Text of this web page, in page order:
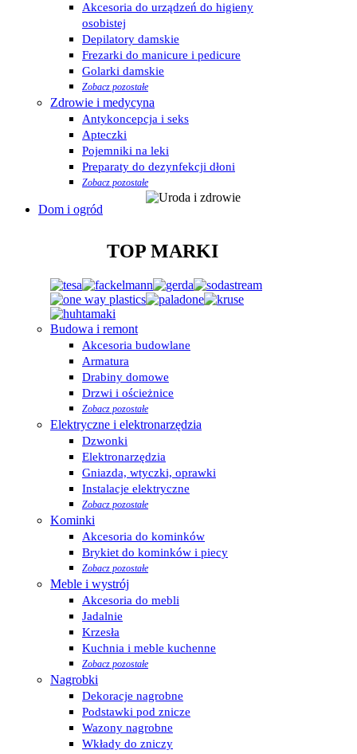
Akcesoria do urządzeń do higieny
osobistej
Depilatory damskie
Frezarki do manicure i pedicure
Golarki damskie
Zobacz pozostałe
Zdrowie i medycyna
Antykoncepcja i seks
Apteczki
Pojemniki na leki
Preparaty do dezynfekcji dłoni
Zobacz pozostałe
Dom i ogród
TOP MARKI
Budowa i remont
Akcesoria budowlane
Armatura
Drabiny domowe
Drzwi i ościeżnice
Zobacz pozostałe
Elektryczne i elektronarzędzia
Dzwonki
Elektronarzędzia
Gniazda, wtyczki, oprawki
Instalacje elektryczne
Zobacz pozostałe
Kominki
Akcesoria do kominków
Brykiet do kominków i piecy
Zobacz pozostałe
Meble i wystrój
Akcesoria do mebli
Jadalnie
Krzesła
Kuchnia i meble kuchenne
Zobacz pozostałe
Nagrobki
Dekoracje nagrobne
Podstawki pod znicze
Wazony nagrobne
Wkłady do zniczy